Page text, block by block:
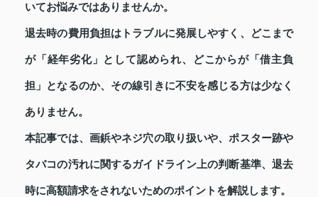
いてお悩みではありませんか。
退去時の費用負担はトラブルに発展しやすく、どこまで
が「経年劣化」として認められ、どこからが「借主負
担」となるのか、その線引きに不安を感じる方は少なく
ありません。
本記事では、画鋲やネジ穴の取り扱いや、ポスター跡や
タバコの汚れに関するガイドライン上の判断基準、退去
時に高額請求をされないためのポイントを解説します。